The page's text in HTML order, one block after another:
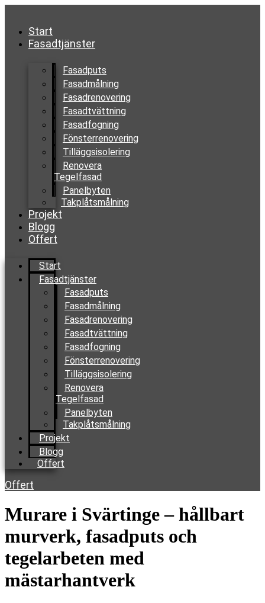
contentStart
Fasadtjänster
Fasadputs
Fasadmålning
Fasadrenovering
Fasadtvättning
Fasadfogning
Fönsterrenovering
Tilläggsisolering
Renovera
Tegelfasad
Panelbyten
Takplåtsmålning
Projekt
Blogg
Offert
Start
Fasadtjänster
Fasadputs
Fasadmålning
Fasadrenovering
Fasadtvättning
Fasadfogning
Fönsterrenovering
Tilläggsisolering
Renovera
Tegelfasad
Panelbyten
Takplåtsmålning
Projekt
Blogg
Offert
Offert
Murare i Svärtinge – hållbart
murverk, fasadputs och
tegelarbeten med
mästarhantverk